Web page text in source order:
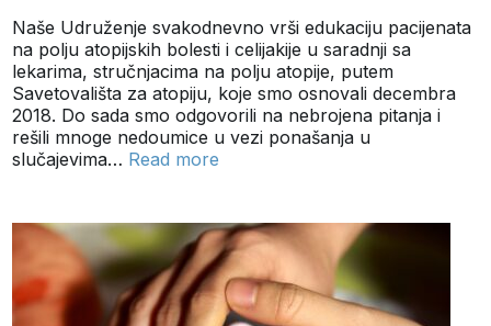
Naše Udruženje svakodnevno vrši edukaciju pacijenata
na polju atopijskih bolesti i celijakije u saradnji sa
lekarima, stručnjacima na polju atopije, putem
Savetovališta za atopiju, koje smo osnovali decembra
2018. Do sada smo odgovorili na nebrojena pitanja i
rešili mnoge nedoumice u vezi ponašanja u
slučajevima… Read more